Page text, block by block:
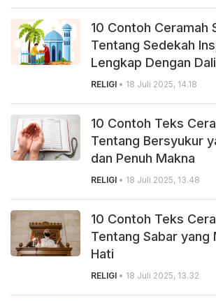
10 Contoh Ceramah
Tentang Sedekah
Lengkap Dengan
RELIGI • 18 Juli 2025, 14.18
10 Contoh Teks
Tentang Bersyukur
dan Penuh Makna
RELIGI • 18 Juli 2025, 13.48
10 Contoh Teks
Tentang Sabar yang
Hati
RELIGI • 18 Juli 2025, 13.32